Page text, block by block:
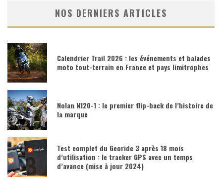
NOS DERNIERS ARTICLES
Calendrier Trail 2026 : les événements et balades
moto tout-terrain en France et pays limitrophes
Nolan N120-1 : le premier flip-back de l’histoire de
la marque
Test complet du Georide 3 après 18 mois
d’utilisation : le tracker GPS avec un temps
d’avance (mise à jour 2024)